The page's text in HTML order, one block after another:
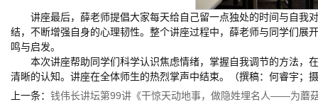
讲座最后，薛老师提倡大家每天给自己留一点独处的时间与自我
结，不断增强自身的心理韧性。整个讲座过程中，薛老师与同学们展
鸣与启发。
本次讲座帮助同学们科学认识焦虑情绪，掌握自我调节的方法，
清晰的认知。讲座在全体师生的热烈掌声中结束。（撰稿：何睿宇；
上一条： 钱伟长讲坛第99讲《干惊天动地事，做隐姓埋名人——为蘑